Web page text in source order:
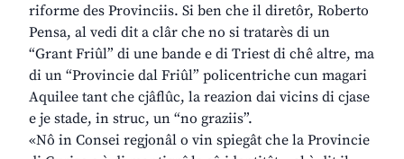
riforme des Provinciis. Si ben che il diretôr, Roberto
Pensa, al vedi dit a clâr che no si tratarès di un
“Grant Friûl” di une bande e di Triest di chê altre, ma
di un “Provincie dal Friûl” policentriche cun magari
Aquilee tant che cjâflûc, la reazion dai vicins di cjase
e je stade, in struc, un “no graziis”.
«Nô in Consei regjonâl o vin spiegât che la Provincie